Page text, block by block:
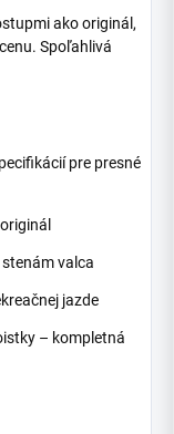
ako originál,
Spoľahlivá
pre presné
valca
jazde
– kompletná